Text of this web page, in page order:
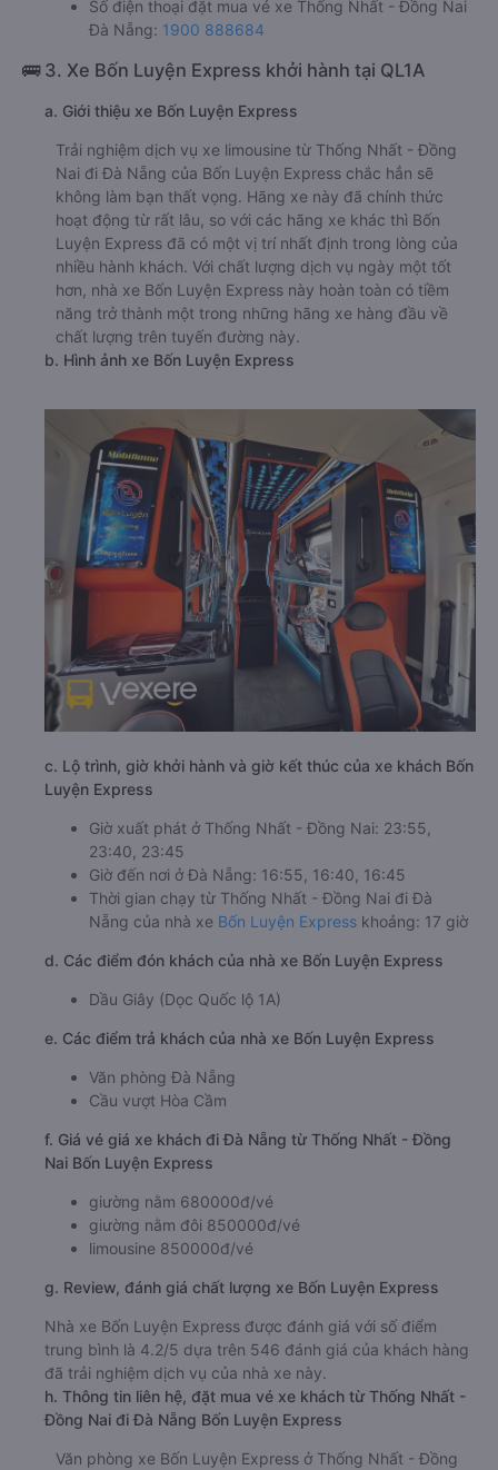
Số điện thoại đặt mua vé xe Thống Nhất - Đồng Nai
Đà Nẵng: 1900 888684
🚌 3. Xe Bốn Luyện Express khởi hành tại QL1A
a. Giới thiệu xe Bốn Luyện Express
Trải nghiệm dịch vụ xe limousine từ Thống Nhất - Đồng
Nai đi Đà Nẵng của Bốn Luyện Express chắc hẳn sẽ
không làm bạn thất vọng. Hãng xe này đã chính thức
hoạt động từ rất lâu, so với các hãng xe khác thì Bốn
Luyện Express đã có một vị trí nhất định trong lòng của
nhiều hành khách. Với chất lượng dịch vụ ngày một tốt
hơn, nhà xe Bốn Luyện Express này hoàn toàn có tiềm
năng trở thành một trong những hãng xe hàng đầu về
chất lượng trên tuyến đường này.
b. Hình ảnh xe Bốn Luyện Express
c. Lộ trình, giờ khởi hành và giờ kết thúc của xe khách Bốn
Luyện Express
Giờ xuất phát ở Thống Nhất - Đồng Nai: 23:55,
23:40, 23:45
Giờ đến nơi ở Đà Nẵng: 16:55, 16:40, 16:45
Thời gian chạy từ Thống Nhất - Đồng Nai đi Đà
Nẵng của nhà xe Bốn Luyện Express khoảng: 17 giờ
d. Các điểm đón khách của nhà xe Bốn Luyện Express
Dầu Giây (Dọc Quốc lộ 1A)
e. Các điểm trả khách của nhà xe Bốn Luyện Express
Văn phòng Đà Nẵng
Cầu vượt Hòa Cầm
f. Giá vé giá xe khách đi Đà Nẵng từ Thống Nhất - Đồng
Nai Bốn Luyện Express
giường nằm 680000đ/vé
giường nằm đôi 850000đ/vé
limousine 850000đ/vé
g. Review, đánh giá chất lượng xe Bốn Luyện Express
Nhà xe Bốn Luyện Express được đánh giá với số điểm
trung bình là 4.2/5 dựa trên 546 đánh giá của khách hàng
đã trải nghiệm dịch vụ của nhà xe này.
h. Thông tin liên hệ, đặt mua vé xe khách từ Thống Nhất -
Đồng Nai đi Đà Nẵng Bốn Luyện Express
Văn phòng xe Bốn Luyện Express ở Thống Nhất - Đồng